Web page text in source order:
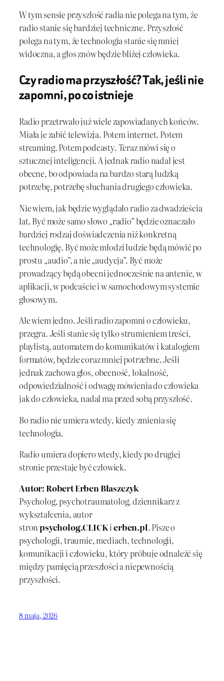
W tym sensie przyszłość radia nie polega na tym, że
radio stanie się bardziej techniczne. Przyszłość
polega na tym, że technologia stanie się mniej
widoczna, a głos znów będzie bliżej człowieka.
Czy radio ma przyszłość? Tak, jeśli nie
zapomni, po co istnieje
Radio przetrwało już wiele zapowiadanych końców.
Miała je zabić telewizja. Potem internet. Potem
streaming. Potem podcasty. Teraz mówi się o
sztucznej inteligencji. A jednak radio nadal jest
obecne, bo odpowiada na bardzo starą ludzką
potrzebę, potrzebę słuchania drugiego człowieka.
Nie wiem, jak będzie wyglądało radio za dwadzieścia
lat. Być może samo słowo „radio” będzie oznaczało
bardziej rodzaj doświadczenia niż konkretną
technologię. Być może młodzi ludzie będą mówić po
prostu „audio”, a nie „audycja”. Być może
prowadzący będą obecni jednocześnie na antenie, w
aplikacji, w podcaście i w samochodowym systemie
głosowym.
Ale wiem jedno. Jeśli radio zapomni o człowieku,
przegra. Jeśli stanie się tylko strumieniem treści,
playlistą, automatem do komunikatów i katalogiem
formatów, będzie coraz mniej potrzebne. Jeśli
jednak zachowa głos, obecność, lokalność,
odpowiedzialność i odwagę mówienia do człowieka
jak do człowieka, nadal ma przed sobą przyszłość.
Bo radio nie umiera wtedy, kiedy zmienia się
technologia.
Radio umiera dopiero wtedy, kiedy po drugiej
stronie przestaje być człowiek.
Autor: Robert Erben Błaszczyk
Psycholog, psychotraumatolog, dziennikarz z
wykształcenia, autor
stronpsycholog.CLICKierben.pl. Pisze o
psychologii, traumie, mediach, technologii,
komunikacji i człowieku, który próbuje odnaleźć się
między pamięcią przeszłości a niepewnością
przyszłości.
8 maja, 2026